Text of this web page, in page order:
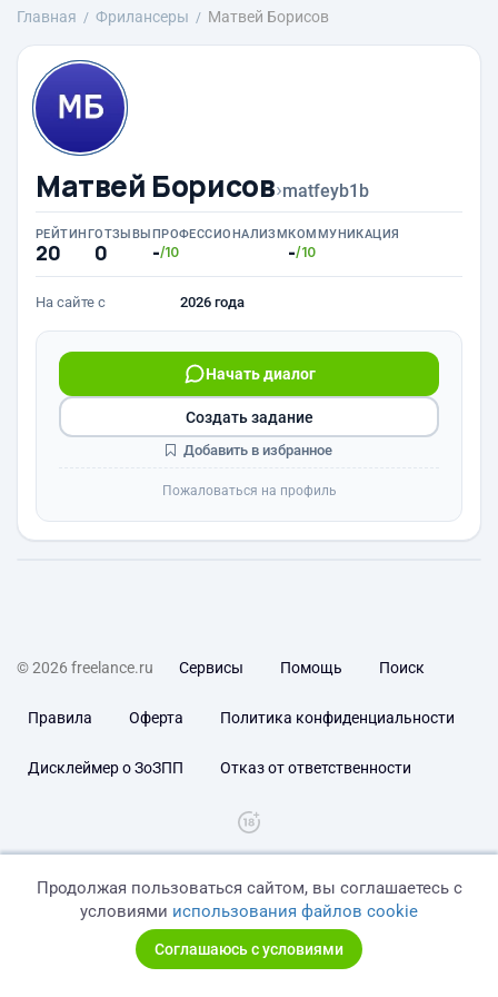
Главная Фрилансеры Матвей Борисов
Матвей Борисов›matfeyb1b
РЕЙТИНГ
20
ОТЗЫВЫ
0
ПРОФЕССИОНАЛИЗМ
-/10
КОММУНИКАЦИЯ
-/10
На сайте с 2026 года
Начать диалог
Создать задание
Добавить в избранное
Пожаловаться на профиль
© 2026 freelance.ru Сервисы Помощь Поиск
Правила Оферта Политика конфиденциальности
Дисклеймер о ЗоЗПП Отказ от ответственности
Продолжая пользоваться сайтом, вы соглашаетесь с
условиями использования файлов cookie
Соглашаюсь с условиями